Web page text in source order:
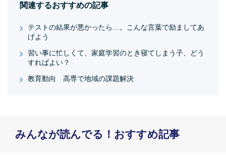
関連するおすすめの記事
テストの結果が悪かったら…。こんな言葉で励ましてあ
げよう
習い事に忙しくて、家庭学習のとき寝てしまう子、どう
すればよい？
教育動向 高専で地域の課題解決
みんなが読んでる！おすすめ記事